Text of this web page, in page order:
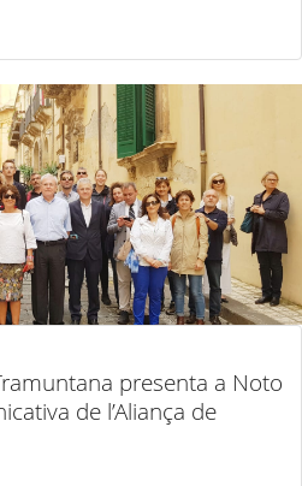
presenta a Noto
de l’Aliança de